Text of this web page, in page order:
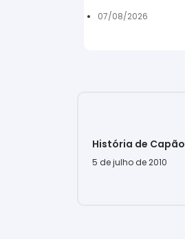
07/08/2026
História de
5 de julho de 2010